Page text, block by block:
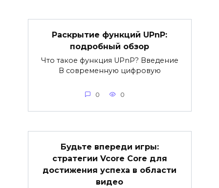
Раскрытие функций UPnP:
подробный обзор
Что такое функция UPnP? Введение
В современную цифровую
0 0
Будьте впереди игры:
стратегии Vcore Core для
достижения успеха в области
видео